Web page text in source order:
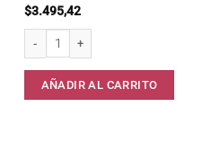
$3.495,42
MultiPote Candy Chico 1.25 lts
AÑADIR AL CARRITO